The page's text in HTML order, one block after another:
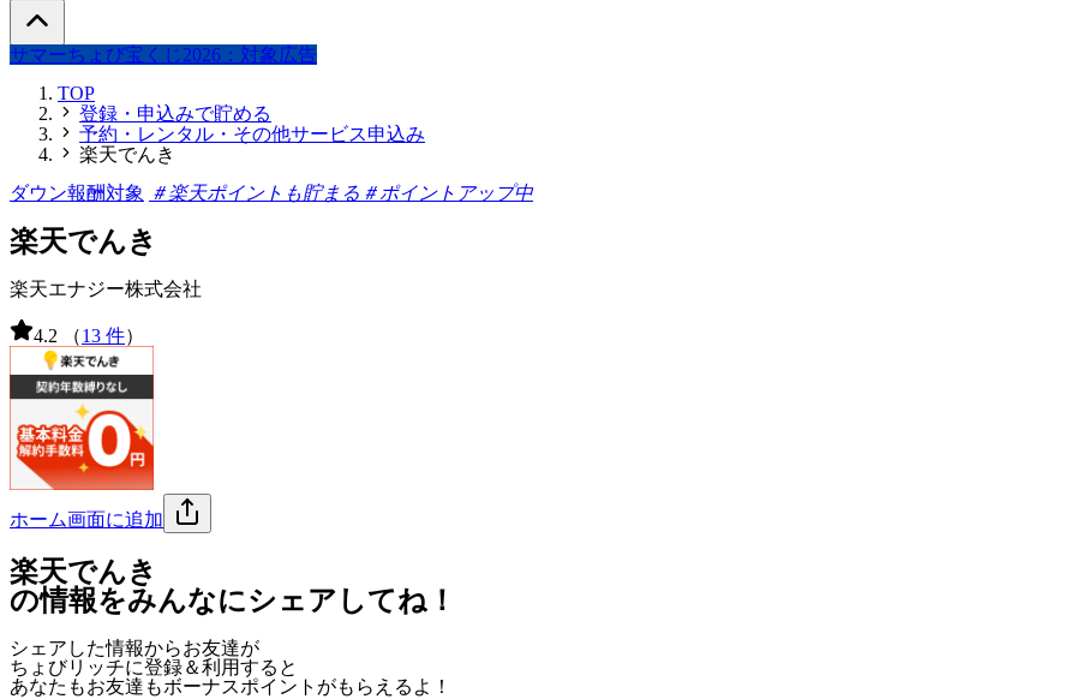
サマーちょび宝くじ2026：対象広告
TOP
登録・申込みで貯める
予約・レンタル・その他サービス申込み
楽天でんき
ダウン報酬対象 ＃楽天ポイントも貯まる ＃ポイントアップ中
楽天でんき
楽天エナジー株式会社
4.2 （13 件）
ホーム画面に追加
楽天でんき
の情報をみんなにシェアしてね！
シェアした情報からお友達が
ちょびリッチに登録＆利用すると
あなたもお友達もボーナスポイント がもらえるよ！